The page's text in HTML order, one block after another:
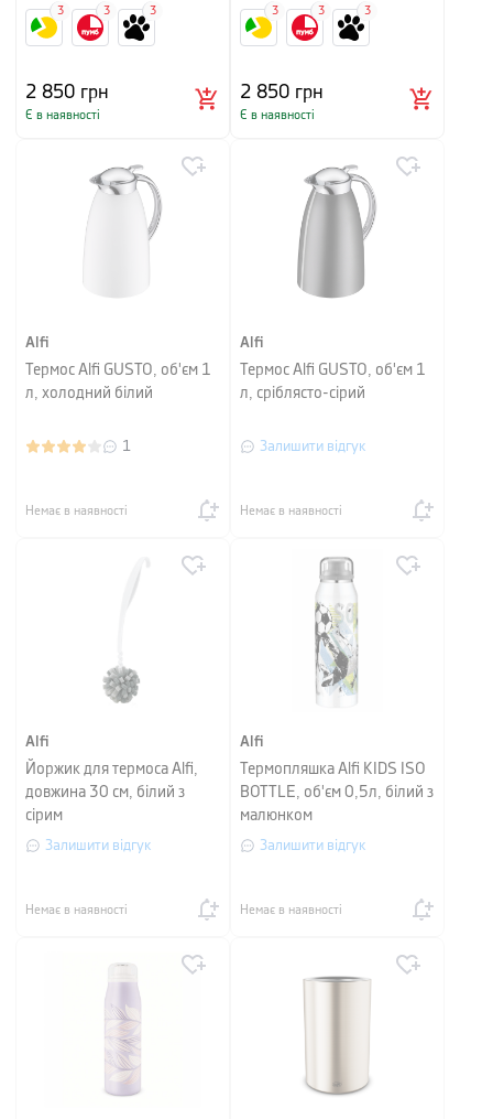
2 850 грн
Є в наявності
3 3 3
2 850 грн
Є в наявності
3 3 3
Alfi
Термос Alfi GUSTO, об'єм 1
л, холодний білий
1
Немає в наявності
Alfi
Термос Alfi GUSTO, об'єм 1
л, сріблясто-сірий
Залишити відгук
Немає в наявності
Alfi
Йоржик для термоса Alfi,
довжина 30 см, білий з
сірим
Залишити відгук
Немає в наявності
Alfi
Термопляшка Alfi KIDS ISO
BOTTLE, об'єм 0,5л, білий з
малюнком
Залишити відгук
Немає в наявності